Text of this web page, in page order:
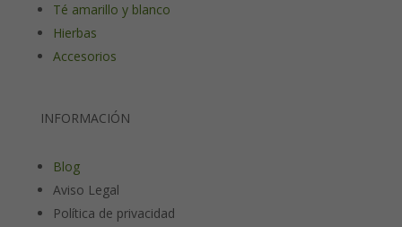
Té amarillo y blanco
Hierbas
Accesorios
INFORMACIÓN
Blog
Aviso Legal
Política de privacidad